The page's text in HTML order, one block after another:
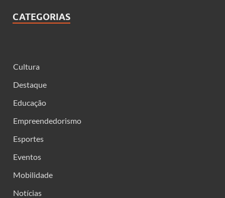
CATEGORIAS
Cultura
Destaque
Educação
Empreendedorismo
Esportes
Eventos
Mobilidade
Notícias